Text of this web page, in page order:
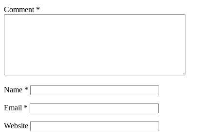
Comment *
Name *
Email *
Website